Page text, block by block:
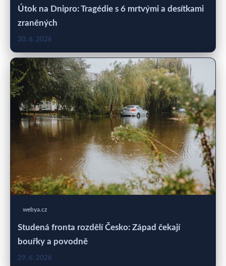
Útok na Dnipro: Tragédie s 6 mrtvými a desítkami
zraněných
30. 6. 2026
webya.cz
Studená fronta rozdělí Česko: Západ čekají
bouřky a povodně
29. 6. 2026